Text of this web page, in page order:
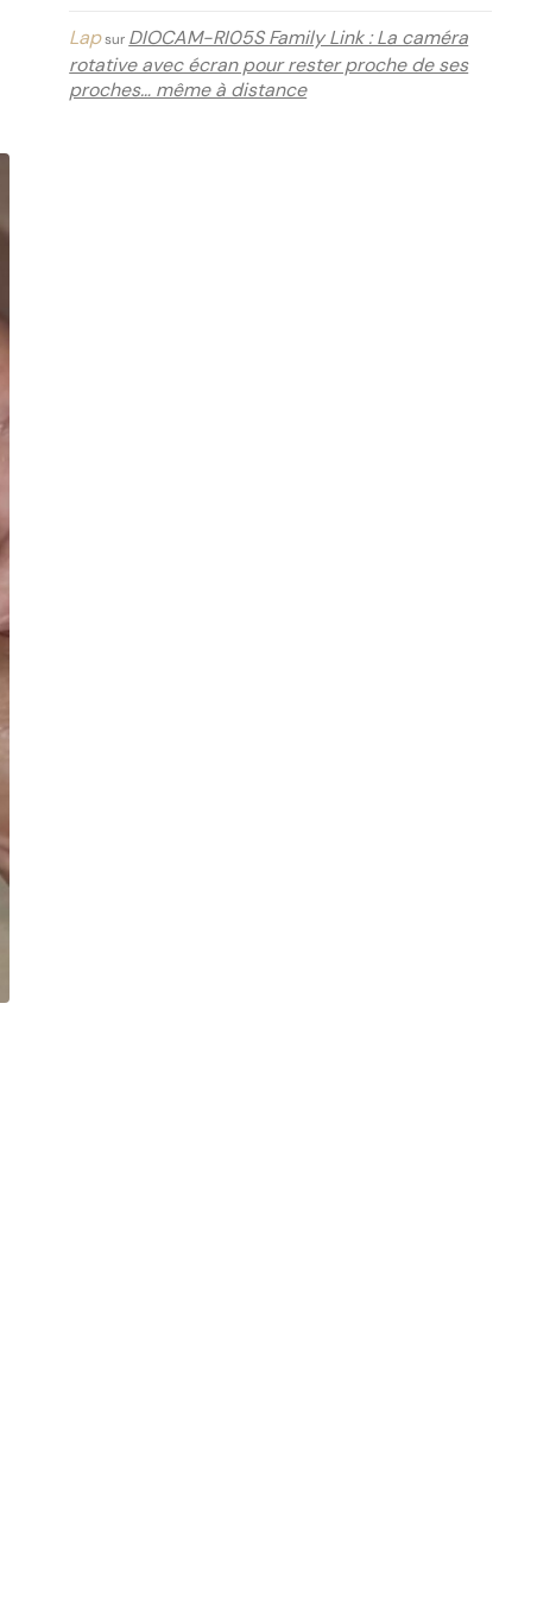
Lapsur DIOCAM-RI05S Family Link : La caméra
rotative avec écran pour rester proche de ses
proches… même à distance